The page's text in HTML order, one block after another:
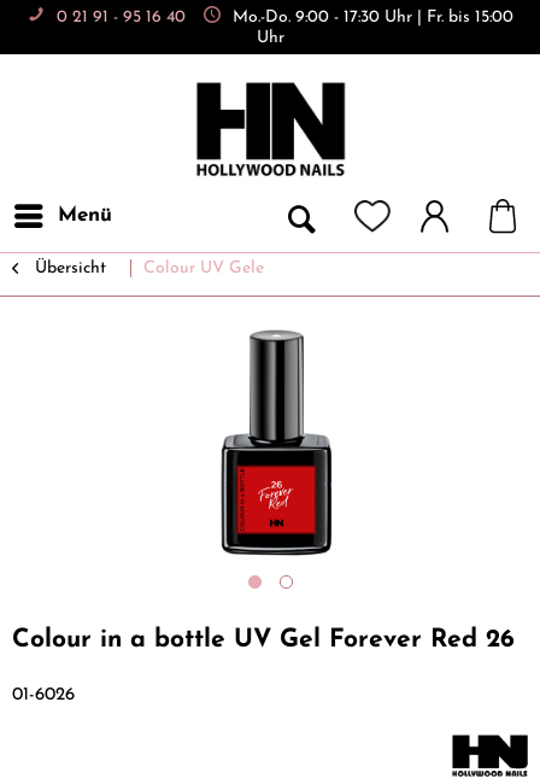
0 21 91 - 95 16 40
Mo.-Do. 9:00 - 17:30 Uhr | Fr. bis 15:00
Uhr
Menü
Übersicht Colour UV Gele
Colour in a bottle UV Gel Forever Red 26
01-6026